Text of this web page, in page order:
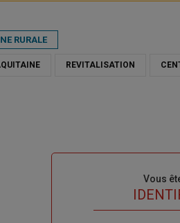
RURALE
REVITALISATION
Vous